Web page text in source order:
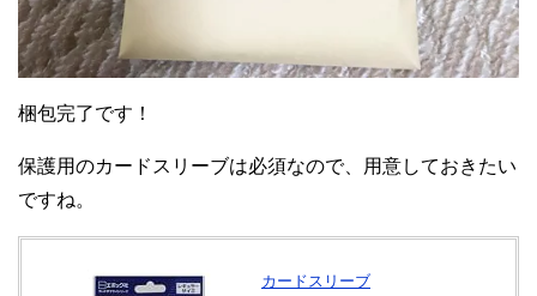
梱包完了です！
保護用のカードスリーブは必須なので、用意しておきたい
ですね。
カードスリーブ